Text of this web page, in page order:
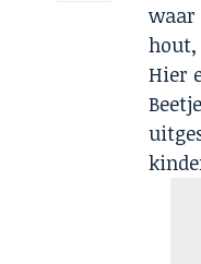
waar
hout,
Hier